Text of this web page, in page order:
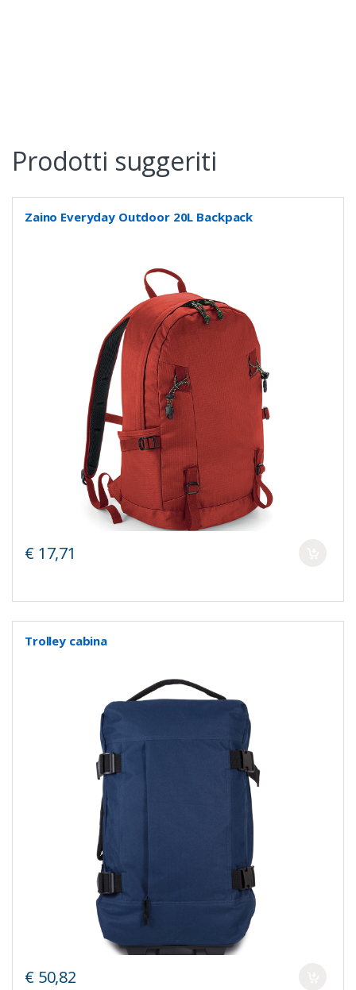
Prodotti suggeriti
Zaino Everyday Outdoor 20L Backpack
€ 17,71
Trolley cabina
€ 50,82